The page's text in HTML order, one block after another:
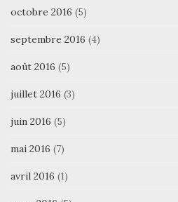
octobre 2016 (5)
septembre 2016 (4)
août 2016 (5)
juillet 2016 (3)
juin 2016 (5)
mai 2016 (7)
avril 2016 (1)